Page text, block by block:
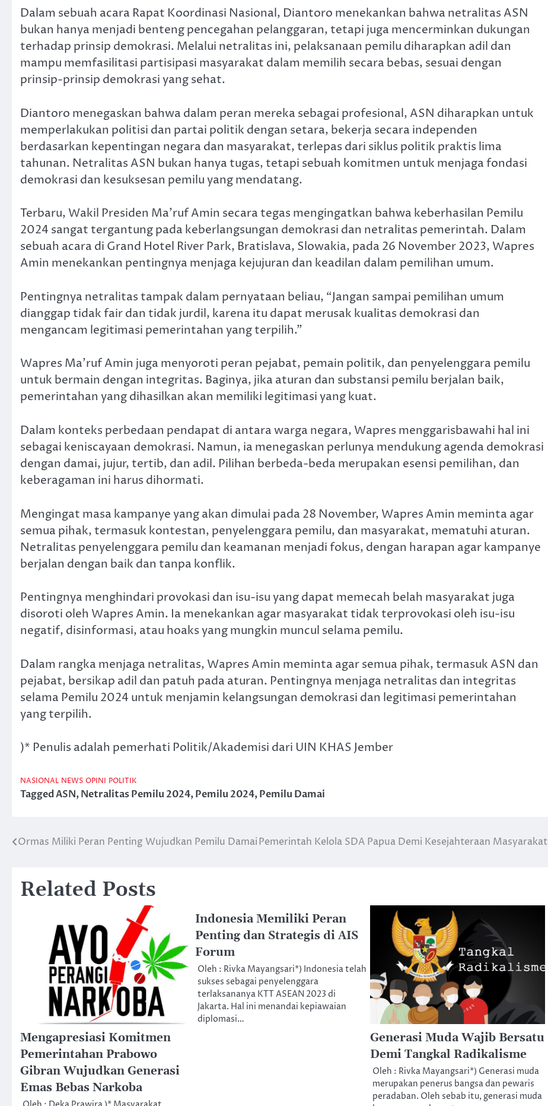
Dalam sebuah acara Rapat Koordinasi Nasional, Diantoro menekankan bahwa netralitas ASN
bukan hanya menjadi benteng pencegahan pelanggaran, tetapi juga mencerminkan dukungan
terhadap prinsip demokrasi. Melalui netralitas ini, pelaksanaan pemilu diharapkan adil dan
mampu memfasilitasi partisipasi masyarakat dalam memilih secara bebas, sesuai dengan
prinsip-prinsip demokrasi yang sehat.
Diantoro menegaskan bahwa dalam peran mereka sebagai profesional, ASN diharapkan untuk
memperlakukan politisi dan partai politik dengan setara, bekerja secara independen
berdasarkan kepentingan negara dan masyarakat, terlepas dari siklus politik praktis lima
tahunan. Netralitas ASN bukan hanya tugas, tetapi sebuah komitmen untuk menjaga fondasi
demokrasi dan kesuksesan pemilu yang mendatang.
Terbaru, Wakil Presiden Ma’ruf Amin secara tegas mengingatkan bahwa keberhasilan Pemilu
2024 sangat tergantung pada keberlangsungan demokrasi dan netralitas pemerintah. Dalam
sebuah acara di Grand Hotel River Park, Bratislava, Slowakia, pada 26 November 2023, Wapres
Amin menekankan pentingnya menjaga kejujuran dan keadilan dalam pemilihan umum.
Pentingnya netralitas tampak dalam pernyataan beliau, “Jangan sampai pemilihan umum
dianggap tidak fair dan tidak jurdil, karena itu dapat merusak kualitas demokrasi dan
mengancam legitimasi pemerintahan yang terpilih.”
Wapres Ma’ruf Amin juga menyoroti peran pejabat, pemain politik, dan penyelenggara pemilu
untuk bermain dengan integritas. Baginya, jika aturan dan substansi pemilu berjalan baik,
pemerintahan yang dihasilkan akan memiliki legitimasi yang kuat.
Dalam konteks perbedaan pendapat di antara warga negara, Wapres menggarisbawahi hal ini
sebagai keniscayaan demokrasi. Namun, ia menegaskan perlunya mendukung agenda demokrasi
dengan damai, jujur, tertib, dan adil. Pilihan berbeda-beda merupakan esensi pemilihan, dan
keberagaman ini harus dihormati.
Mengingat masa kampanye yang akan dimulai pada 28 November, Wapres Amin meminta agar
semua pihak, termasuk kontestan, penyelenggara pemilu, dan masyarakat, mematuhi aturan.
Netralitas penyelenggara pemilu dan keamanan menjadi fokus, dengan harapan agar kampanye
berjalan dengan baik dan tanpa konflik.
Pentingnya menghindari provokasi dan isu-isu yang dapat memecah belah masyarakat juga
disoroti oleh Wapres Amin. Ia menekankan agar masyarakat tidak terprovokasi oleh isu-isu
negatif, disinformasi, atau hoaks yang mungkin muncul selama pemilu.
Dalam rangka menjaga netralitas, Wapres Amin meminta agar semua pihak, termasuk ASN dan
pejabat, bersikap adil dan patuh pada aturan. Pentingnya menjaga netralitas dan integritas
selama Pemilu 2024 untuk menjamin kelangsungan demokrasi dan legitimasi pemerintahan
yang terpilih.
)* Penulis adalah pemerhati Politik/Akademisi dari UIN KHAS Jember
NASIONAL NEWS OPINI POLITIK
TaggedASN,Netralitas Pemilu 2024,Pemilu 2024,Pemilu Damai
Post
Ormas Miliki Peran Penting Wujudkan Pemilu DamaiPemerintah Kelola SDA Papua Demi Kesejahteraan Masyarakat
Related Posts
Mengapresiasi Komitmen
Pemerintahan Prabowo
Gibran Wujudkan Generasi
Emas Bebas Narkoba
Indonesia Memiliki Peran
Penting dan Strategis di AIS
Forum
Oleh : Rivka Mayangsari*) Indonesia telah
sukses sebagai penyelenggara
terlaksananya KTT ASEAN 2023 di
Jakarta. Hal ini menandai kepiawaian
diplomasi…
Generasi Muda Wajib Bersatu
Demi Tangkal Radikalisme
Oleh : Rivka Mayangsari*) Generasi muda
merupakan penerus bangsa dan pewaris
peradaban. Oleh sebab itu, generasi muda